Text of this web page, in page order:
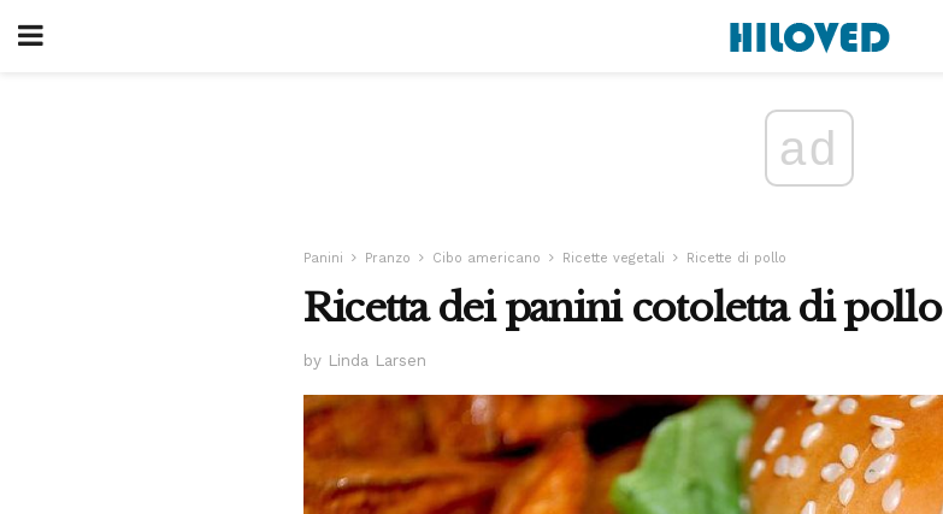
ad
Panini Pranzo Cibo americano Ricette vegetali Ricette di pollo
Ricetta dei panini cotoletta di pollo
by Linda Larsen